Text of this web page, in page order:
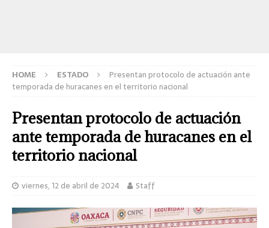
HOME ESTADO
Presentan protocolo de actuación ante
temporada de huracanes en el territorio nacional
Presentan protocolo de actuación
ante temporada de huracanes en el
territorio nacional
viernes, 12 de abril de 2024 Staff